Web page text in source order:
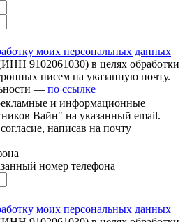
моих персональных данных
9102061030) в целях обработки
писем на указанную почту.
— по ссылке
и информационные
Вайн" на указанный email.
написав на почту
номер телефона
моих персональных данных